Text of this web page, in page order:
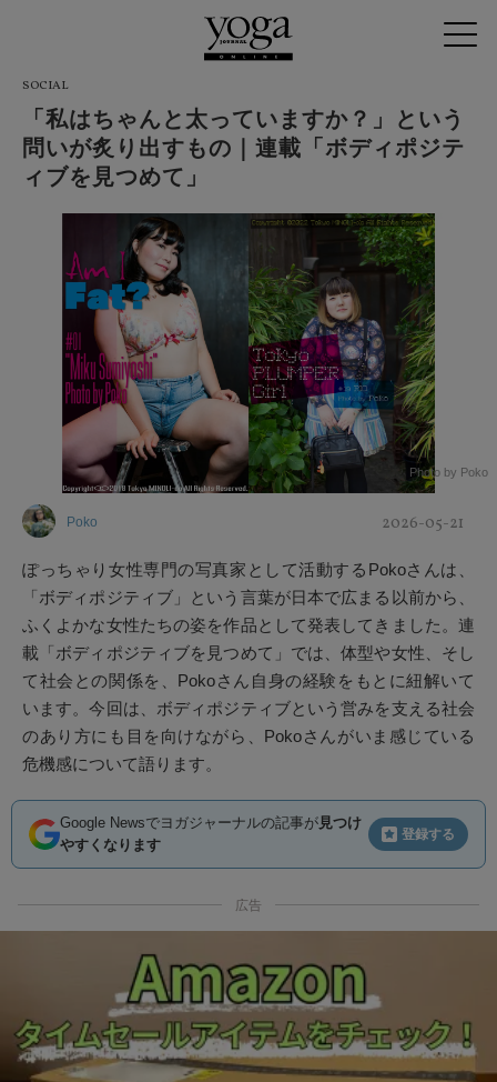
SOCIAL
「私はちゃんと太っていますか？」という
問いが炙り出すもの｜連載「ボディポジテ
ィブを見つめて」
Photo by Poko
Poko 2026-05-21
ぽっちゃり女性専門の写真家として活動するPokoさんは、
「ボディポジティブ」という言葉が日本で広まる以前から、
ふくよかな女性たちの姿を作品として発表してきました。連
載「ボディポジティブを見つめて」では、体型や女性、そし
て社会との関係を、Pokoさん自身の経験をもとに紐解いて
います。今回は、ボディポジティブという営みを支える社会
のあり方にも目を向けながら、Pokoさんがいま感じている
危機感について語ります。
Google Newsでヨガジャーナルの記事が見つけ
やすくなります
登録する
広告